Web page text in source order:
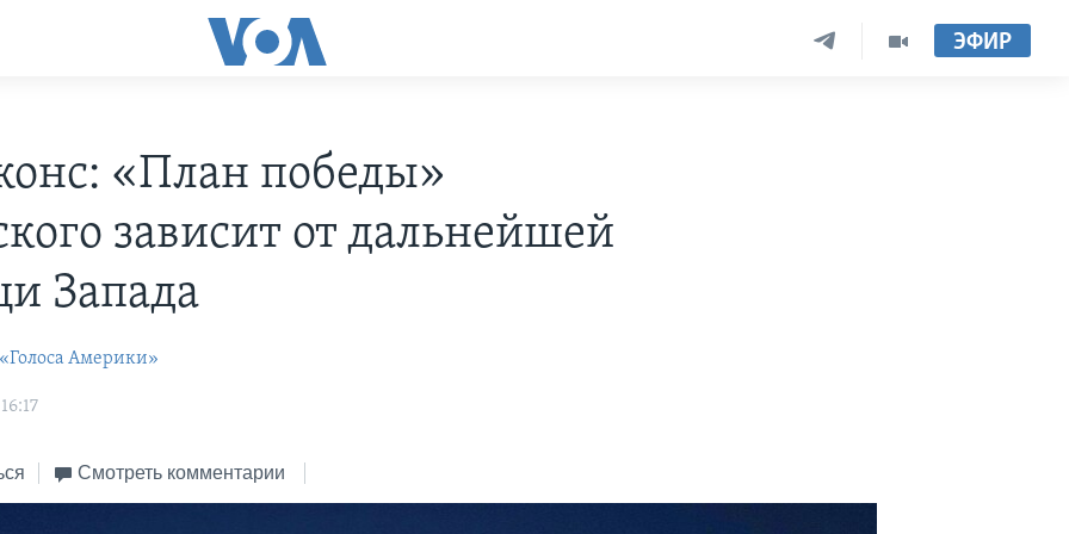
ЭФИР
«План победы»
зависит от дальнейшей
Запада
Америки»
Смотреть комментарии